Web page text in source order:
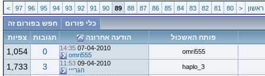
<
80
81
82
83
84
85
86
87
88
89
90
91
92
93
94
95
96
97
>
כלי פורום
חפש בפורום זה
פותח האשכול
הודעה אחרונה תגובות צפיות
omri555
07-04-2010
14:35
omri555
0
1,054
haplo_3
09-04-2010
11:53
הגרייי
3
1,733